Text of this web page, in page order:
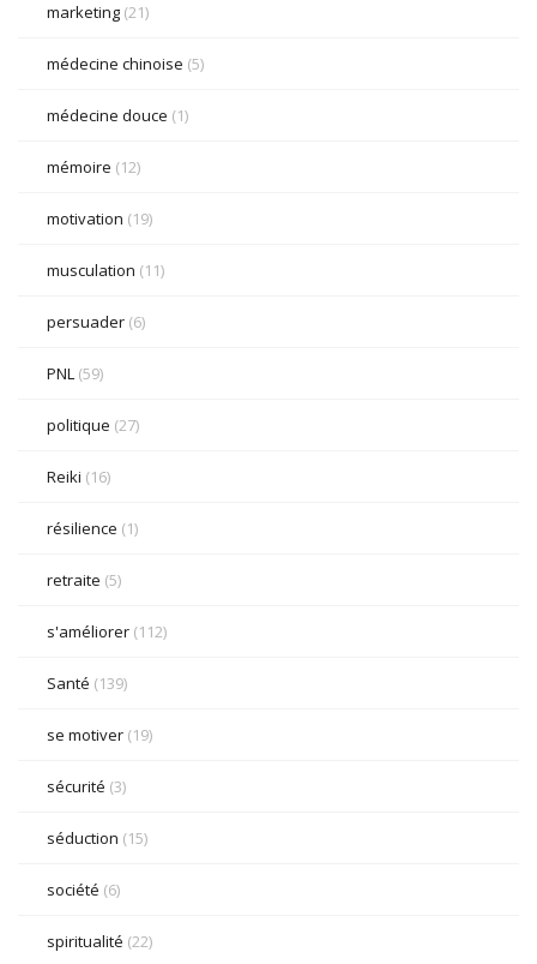
marketing (21)
médecine chinoise (5)
médecine douce (1)
mémoire (12)
motivation (19)
musculation (11)
persuader (6)
PNL (59)
politique (27)
Reiki (16)
résilience (1)
retraite (5)
s'améliorer (112)
Santé (139)
se motiver (19)
sécurité (3)
séduction (15)
société (6)
spiritualité (22)